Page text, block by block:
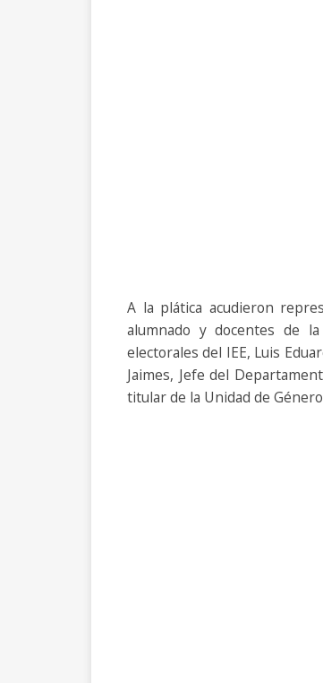
A la plática acudieron
alumnado y docentes de
electorales del IEE, Luis
Jaimes, Jefe del
titular de la Unidad de